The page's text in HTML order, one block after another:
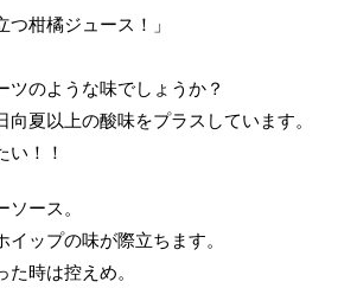
柑橘ジュース！」
のような味でしょうか？
夏以上の酸味をプラスしています。
！！
ース。
ップの味が際立ちます。
時は控えめ。